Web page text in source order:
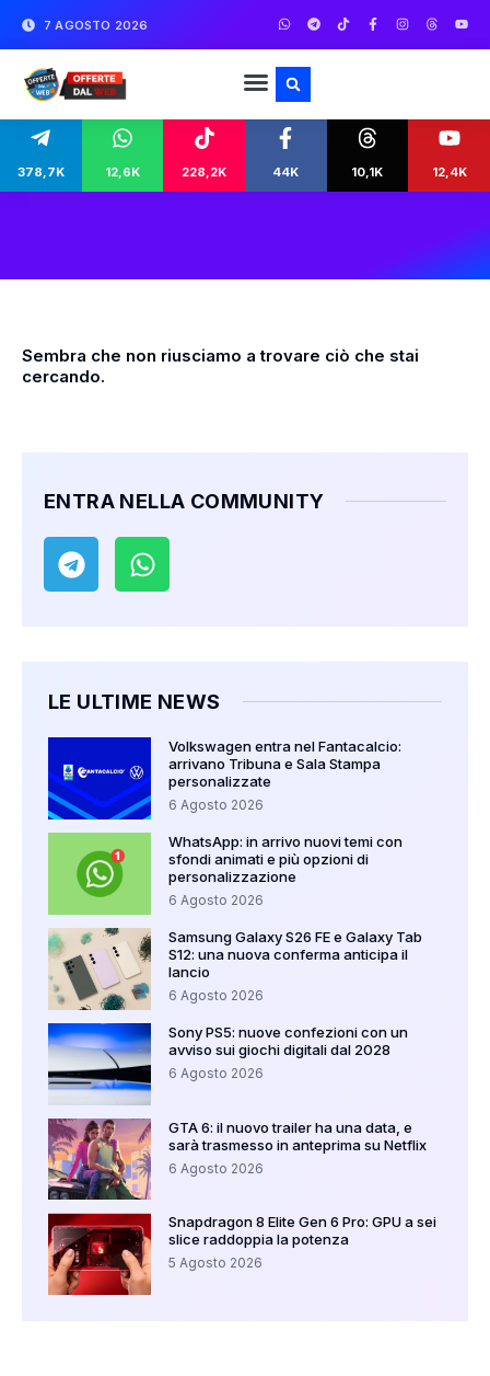
7 AGOSTO 2026
378,7K 12,6K 228,2K 44K 10,1K 12,4K
Sembra che non riusciamo a trovare ciò che stai
cercando.
ENTRA NELLA COMMUNITY
LE ULTIME NEWS
Volkswagen entra nel Fantacalcio:
arrivano Tribuna e Sala Stampa
personalizzate
6 Agosto 2026
WhatsApp: in arrivo nuovi temi con
sfondi animati e più opzioni di
personalizzazione
6 Agosto 2026
Samsung Galaxy S26 FE e Galaxy Tab
S12: una nuova conferma anticipa il
lancio
6 Agosto 2026
Sony PS5: nuove confezioni con un
avviso sui giochi digitali dal 2028
6 Agosto 2026
GTA 6: il nuovo trailer ha una data, e
sarà trasmesso in anteprima su Netflix
6 Agosto 2026
Snapdragon 8 Elite Gen 6 Pro: GPU a sei
slice raddoppia la potenza
5 Agosto 2026